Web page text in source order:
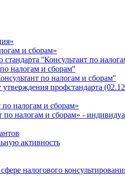
и сборам»
''Консультант по
налогам и сборам''
по налогам и сборам''
профстандарта
по налогам и сборам»
налогам и сборам» -
активность
налогового